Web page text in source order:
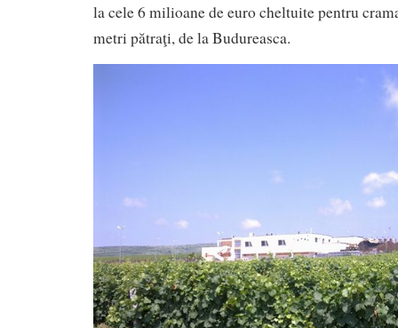
la cele 6 milioane de euro cheltuite pentru
metri pătraţi, de la Budureasca.